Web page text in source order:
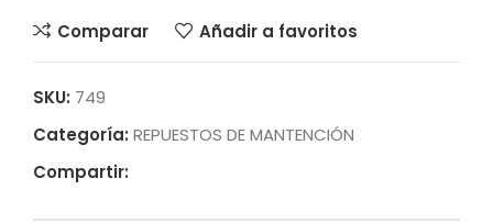
Comparar
Añadir a favoritos
SKU: 749
Categoría: REPUESTOS DE MANTENCIÓN
Compartir: